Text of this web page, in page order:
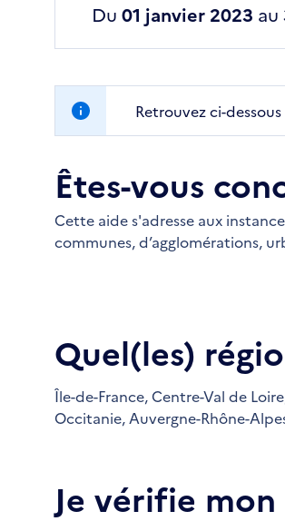
Du 01 janvier 2023 au
Retrouvez ci-
Êtes-vous
Cette aide s'adresse aux
communes, d’agglomérations,
Quel(les)
Île-de-France, Centre-Val de
Occitanie, Auvergne-Rhône-
Je vérifie